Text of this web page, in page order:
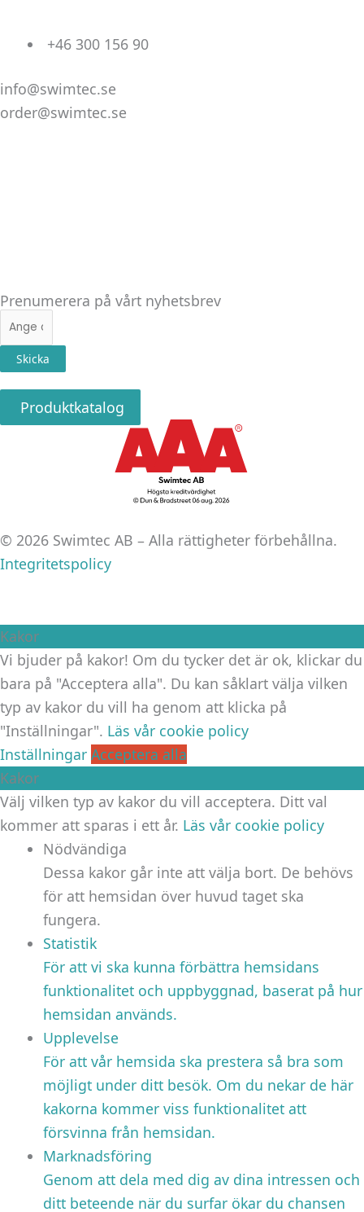
+46 300 156 90
info@swimtec.se
order@swimtec.se
Prenumerera på vårt nyhetsbrev
E-
post
Skicka
Produktkatalog
© 2026 Swimtec AB – Alla rättigheter förbehållna.
Integritetspolicy
Kakor
Vi bjuder på kakor! Om du tycker det är ok, klickar du
bara på "Acceptera alla". Du kan såklart välja vilken
typ av kakor du vill ha genom att klicka på
"Inställningar". Läs vår cookie policy
Inställningar Acceptera alla
Kakor
Välj vilken typ av kakor du vill acceptera. Ditt val
kommer att sparas i ett år. Läs vår cookie policy
Nödvändiga
Dessa kakor går inte att välja bort. De behövs
för att hemsidan över huvud taget ska
fungera.
Statistik
För att vi ska kunna förbättra hemsidans
funktionalitet och uppbyggnad, baserat på hur
hemsidan används.
Upplevelse
För att vår hemsida ska prestera så bra som
möjligt under ditt besök. Om du nekar de här
kakorna kommer viss funktionalitet att
försvinna från hemsidan.
Marknadsföring
Genom att dela med dig av dina intressen och
ditt beteende när du surfar ökar du chansen